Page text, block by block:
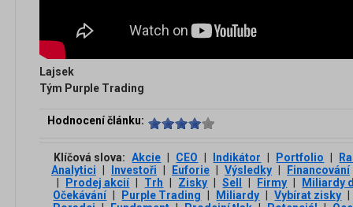
Lajsek
Tým Purple Trading
Hodnocení článku:
Klíčová slova: Akcie CEO Indikátor Portfolio
Analytici
Investoři Euforie Výsledky
Financování
Prodej akcií Trh Zisky Sell Firmy
Miliardy
Očekávání
Purple Trading Miliardy Vybírat zisky